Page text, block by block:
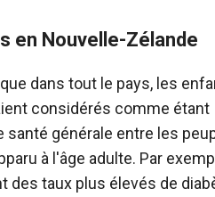
en Nouvelle-Zélande
dans tout le pays, les
considérés comme étant
santé générale entre les
à l'âge adulte. Par
des taux plus élevés de